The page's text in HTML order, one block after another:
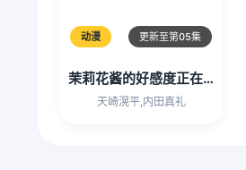
动漫 更新至第05集
茉莉花酱的好感度正在崩坏
天崎滉平,内田真礼